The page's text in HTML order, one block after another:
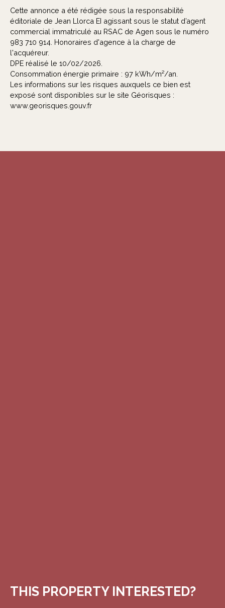
Cette annonce a été rédigée sous la responsabilité
éditoriale de Jean Llorca EI agissant sous le statut d’agent
commercial immatriculé au RSAC de Agen sous le numéro
983 710 914. Honoraires d'agence à la charge de
l'acquéreur.
DPE réalisé le 10/02/2026.
Consommation énergie primaire : 97 kWh/m²/an.
Les informations sur les risques auxquels ce bien est
exposé sont disponibles sur le site Géorisques :
www.georisques.gouv.fr
THIS PROPERTY INTERESTED?